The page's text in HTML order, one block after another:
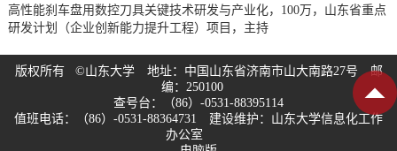
高性能刹车盘用数控刀具关键技术研发与产业化，100万，山东省重点
研发计划（企业创新能力提升工程）项目，主持
版权所有 ©山东大学 地址：中国山东省济南市山大南路27号 邮
编：250100
查号台：（86）-0531-88395114
值班电话：（86）-0531-88364731 建设维护：山东大学信息化工作
办公室